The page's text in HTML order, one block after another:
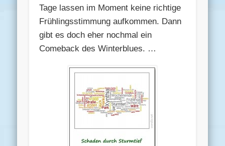
Tage lassen im Moment keine richtige
Frühlingsstimmung aufkommen. Dann
gibt es doch eher nochmal ein
Comeback des Winterblues. …